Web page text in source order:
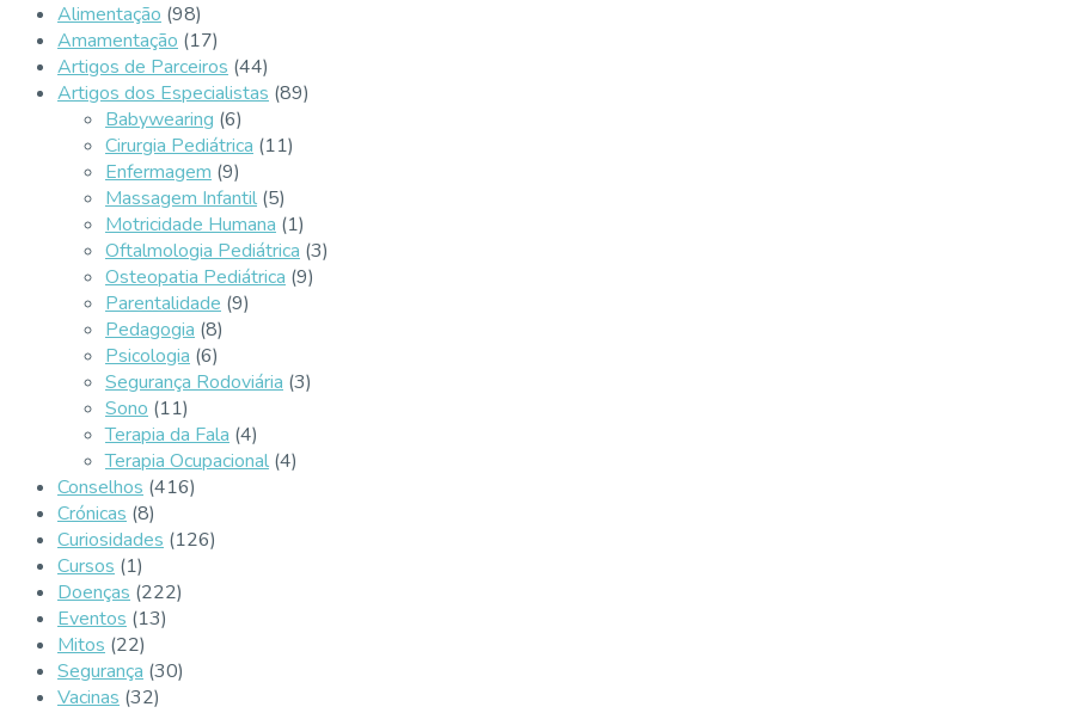
Alimentação (98)
Amamentação (17)
Artigos de Parceiros (44)
Artigos dos Especialistas (89)
Babywearing (6)
Cirurgia Pediátrica (11)
Enfermagem (9)
Massagem Infantil (5)
Motricidade Humana (1)
Oftalmologia Pediátrica (3)
Osteopatia Pediátrica (9)
Parentalidade (9)
Pedagogia (8)
Psicologia (6)
Segurança Rodoviária (3)
Sono (11)
Terapia da Fala (4)
Terapia Ocupacional (4)
Conselhos (416)
Crónicas (8)
Curiosidades (126)
Cursos (1)
Doenças (222)
Eventos (13)
Mitos (22)
Segurança (30)
Vacinas (32)